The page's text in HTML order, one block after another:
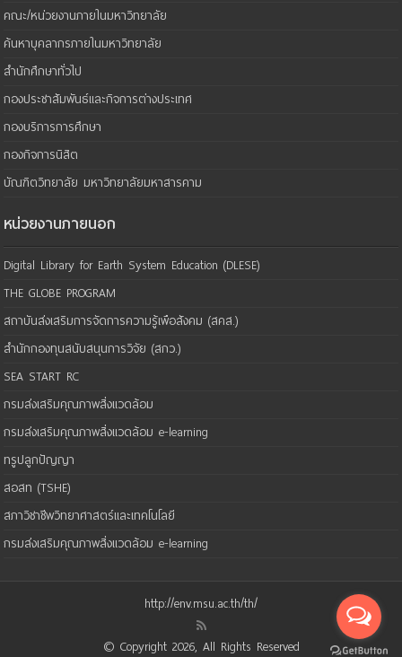
คณะ/หน่วยงานภายในมหาวิทยาลัย
ค้นหาบุคลากรภายในมหาวิทยาลัย
สำนักศึกษาทั่วไป
กองประชาสัมพันธ์และกิจการต่างประเทศ
กองบริการการศึกษา
กองกิจการนิสิต
บัณฑิตวิทยาลัย มหาวิทยาลัยมหาสารคาม
หน่วยงานภายนอก
Digital Library for Earth System Education (DLESE)
THE GLOBE PROGRAM
สถาบันส่งเสริมการจัดการความรู้เพือสังคม (สคส.)
สำนักกองทุนสนับสนุนการวิจัย (สกว.)
SEA START RC
กรมส่งเสริมคุณภาพสิ่งแวดล้อม
กรมส่งเสริมคุณภาพสิ่งแวดล้อม e-learning
ทรูปลูกปัญญา
สอสท (TSHE)
สภาวิชาชีพวิทยาศาสตร์และเทคโนโลยี
กรมส่งเสริมคุณภาพสิ่งแวดล้อม e-learning
http://env.msu.ac.th/th/
© Copyright 2026, All Rights Reserved